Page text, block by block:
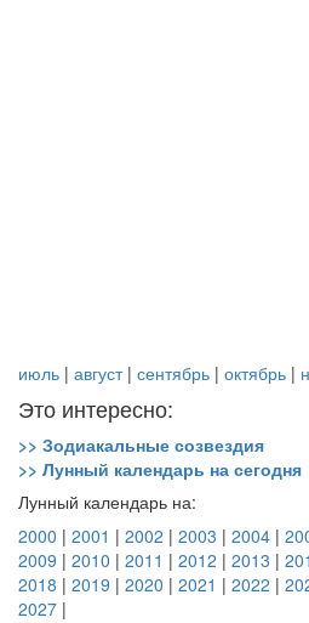
июль | август| сентябрь | октябрь |
Это интересно:
>> Зодиакальные созвездия
>> Лунный календарь на сегодня
Лунный календарь на:
2000 | 2001 | 2002 | 2003 | 2004 |
2009 | 2010 | 2011 | 2012 | 2013 |
2018 | 2019 | 2020 | 2021 | 2022 |
2027 |